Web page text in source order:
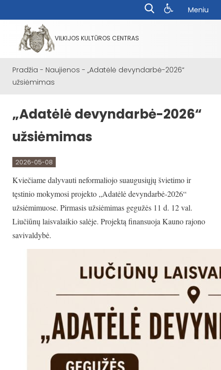
Meniu
VILKIJOS KULTŪROS CENTRAS
Pradžia - Naujienos - „Adatėlė devyndarbė-2026“
užsiėmimas
„Adatėlė devyndarbė-2026“
užsiėmimas
2026-05-08
Kviečiame dalyvauti neformaliojo suaugusiųjų švietimo ir
tęstinio mokymosi projekto „Adatėlė devyndarbė-2026“
užsiėmimuose. Pirmasis užsiėmimas gegužės 11 d. 12 val.
Liučiūnų laisvalaikio salėje. Projektą finansuoja Kauno rajono
savivaldybė.